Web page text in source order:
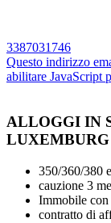
3387031746
Questo indirizzo
abilitare JavaScript
ALLOGGI IN
LUXEMBURG
350/360/380
cauzione 3
Immobile con
contratto di